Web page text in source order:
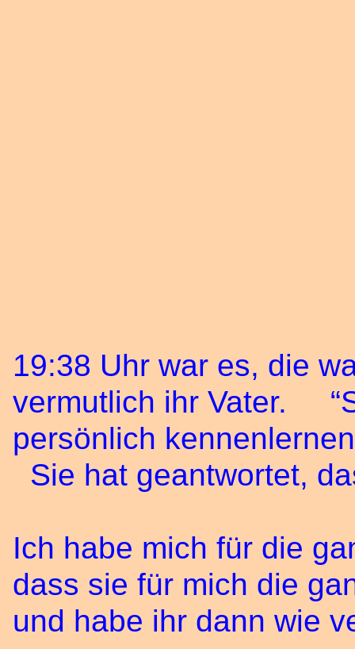
19:38 Uhr war es, die
vermutlich ihr Vater.
persönlich
Sie hat geantwortet,
Ich habe mich für die
dass sie für mich die
und habe ihr dann wie